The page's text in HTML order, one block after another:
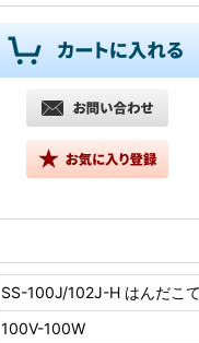
SS-100J/102J-H はんだこ
100V-100W